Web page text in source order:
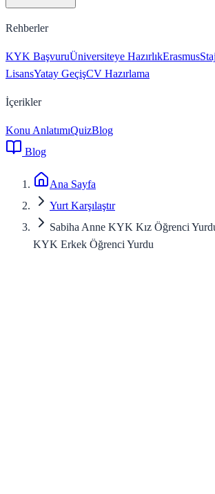
Rehberler
KYK BaşvuruÜniversiteye HazırlıkErasmusStaj
LisansYatay GeçişCV Hazırlama
İçerikler
Konu AnlatımıQuizBlog
Blog
Ana Sayfa
Yurt Karşılaştır
Sabiha Anne KYK Kız Öğrenci
KYK Erkek Öğrenci Yurdu